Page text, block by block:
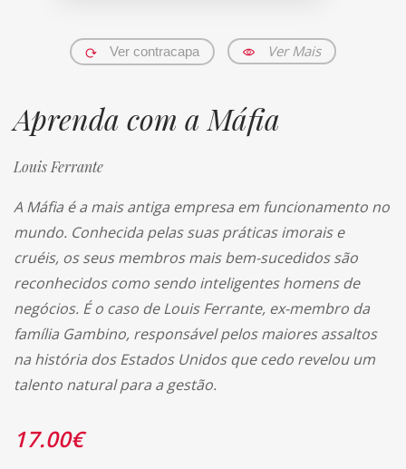
Ver contracapa Ver Mais
Aprenda com a Máfia
Louis Ferrante
A Máfia é a mais antiga empresa em funcionamento no
mundo. Conhecida pelas suas práticas imorais e
cruéis, os seus membros mais bem-sucedidos são
reconhecidos como sendo inteligentes homens de
negócios. É o caso de Louis Ferrante, ex-membro da
família Gambino, responsável pelos maiores assaltos
na história dos Estados Unidos que cedo revelou um
talento natural para a gestão.
17.00€